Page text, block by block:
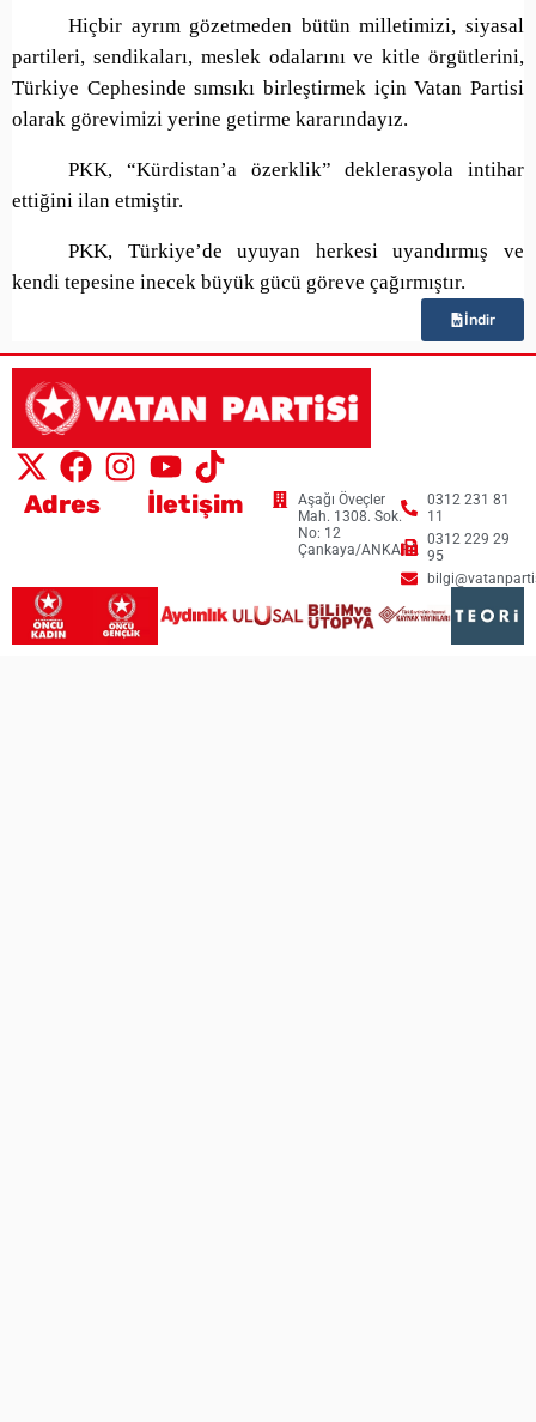
Hiçbir ayrım gözetmeden bütün milletimizi, siyasal
partileri, sendikaları, meslek odalarını ve kitle örgütlerini,
Türkiye Cephesinde sımsıkı birleştirmek için Vatan Partisi
olarak görevimizi yerine getirme kararındayız.
PKK, “Kürdistan’a özerklik” deklerasyola intihar
ettiğini ilan etmiştir.
PKK, Türkiye’de uyuyan herkesi uyandırmış ve
kendi tepesine inecek büyük gücü göreve çağırmıştır.
İndir
Adres
Aşağı Öveçler
Mah. 1308. Sok.
No: 12
Çankaya/ANKARA
İletişim
0312 231 81
11
0312 229 29
95